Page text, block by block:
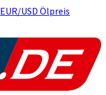
EUR/USD Ölpreis